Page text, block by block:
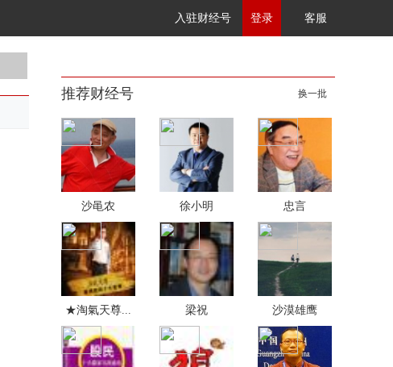
入驻财经号 登录 客服
推荐财经号 换一批
沙黾农 徐小明 忠言
★淘氣天尊... 梁祝 沙漠雄鹰